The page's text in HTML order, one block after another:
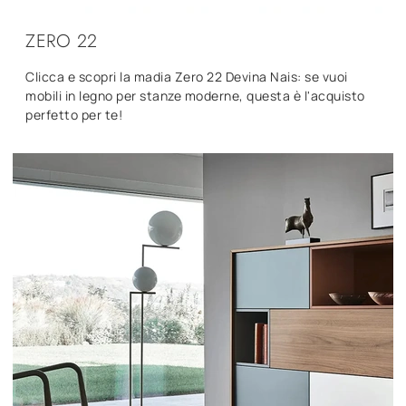
ZERO 22
Clicca e scopri la madia Zero 22 Devina Nais: se vuoi
mobili in legno per stanze moderne, questa è l'acquisto
perfetto per te!